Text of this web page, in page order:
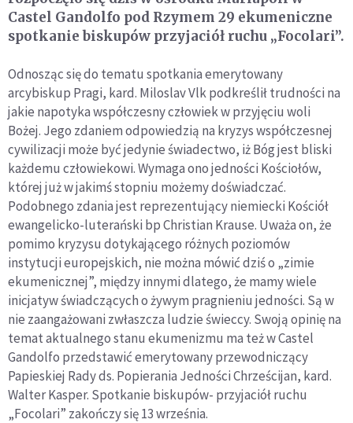
Castel Gandolfo pod Rzymem 29 ekumeniczne
spotkanie biskupów przyjaciół ruchu „Focolari”.
Odnosząc się do tematu spotkania emerytowany
arcybiskup Pragi, kard. Miloslav Vlk podkreślił trudności na
jakie napotyka współczesny człowiek w przyjęciu woli
Bożej. Jego zdaniem odpowiedzią na kryzys współczesnej
cywilizacji może być jedynie świadectwo, iż Bóg jest bliski
każdemu człowiekowi. Wymaga ono jedności Kościołów,
której już w jakimś stopniu możemy doświadczać.
Podobnego zdania jest reprezentujący niemiecki Kościół
ewangelicko-luterański bp Christian Krause. Uważa on, że
pomimo kryzysu dotykającego różnych poziomów
instytucji europejskich, nie można mówić dziś o „zimie
ekumenicznej”, między innymi dlatego, że mamy wiele
inicjatyw świadczących o żywym pragnieniu jedności. Są w
nie zaangażowani zwłaszcza ludzie świeccy. Swoją opinię na
temat aktualnego stanu ekumenizmu ma też w Castel
Gandolfo przedstawić emerytowany przewodniczący
Papieskiej Rady ds. Popierania Jedności Chrześcijan, kard.
Walter Kasper. Spotkanie biskupów- przyjaciół ruchu
„Focolari” zakończy się 13 września.